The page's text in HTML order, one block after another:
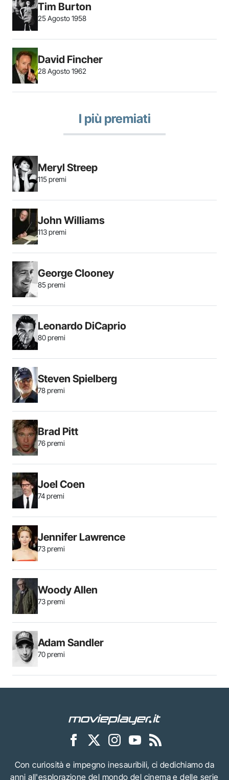
Tim Burton
25 Agosto 1958
David Fincher
28 Agosto 1962
I più premiati
Meryl Streep
115 premi
John Williams
113 premi
George Clooney
85 premi
Leonardo DiCaprio
80 premi
Steven Spielberg
78 premi
Brad Pitt
76 premi
Joel Coen
74 premi
Jennifer Lawrence
73 premi
Woody Allen
73 premi
Adam Sandler
70 premi
Con curiosità e impegno inesauribili, ci dedichiamo da
anni all'esplorazione del mondo del cinema e delle serie